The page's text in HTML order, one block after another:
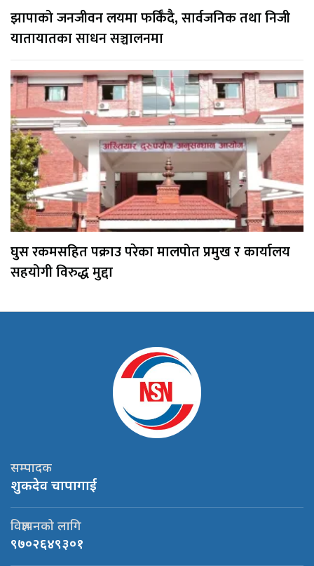
झापाको जनजीवन लयमा फर्किँदै, सार्वजनिक तथा निजी
यातायातका साधन सञ्चालनमा
घुस रकमसहित पक्राउ परेका मालपोत प्रमुख र कार्यालय
सहयोगी विरुद्ध मुद्दा
सम्पादक
शुकदेव चापागाई
विज्ञापनको लागि
९७०२६४९३०१